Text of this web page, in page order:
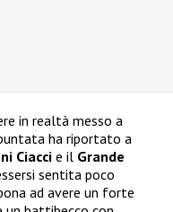
in realtà messo a
ha riportato a
Ciaccie il Grande
sentita poco
ad avere un forte